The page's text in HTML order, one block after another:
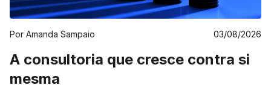
Por Amanda Sampaio 03/08/2026
A consultoria que cresce contra si
mesma